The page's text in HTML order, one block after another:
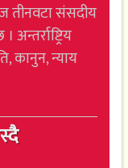
तीनवटा संसदीय
कानुन, न्याय